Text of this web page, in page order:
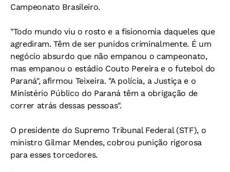
Campeonato Brasileiro.
"Todo mundo viu o rosto e a fisionomia daqueles que
agrediram. Têm de ser punidos criminalmente. É um
negócio absurdo que não empanou o campeonato,
mas empanou o estádio Couto Pereira e o futebol do
Paraná", afirmou Teixeira. "A polícia, a Justiça e o
Ministério Público do Paraná têm a obrigação de
correr atrás dessas pessoas".
O presidente do Supremo Tribunal Federal (STF), o
ministro Gilmar Mendes, cobrou punição rigorosa
para esses torcedores.